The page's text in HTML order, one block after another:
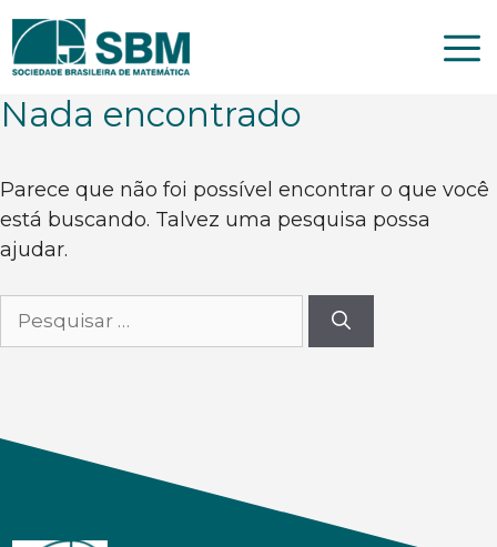
Pular
para
conteúdo
Nada encontrado
Parece que não foi possível encontrar o que você
está buscando. Talvez uma pesquisa possa
ajudar.
Pesquisar